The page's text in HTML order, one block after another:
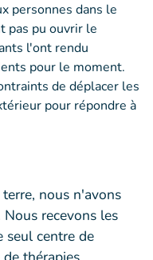
personnes dans le
pas pu ouvrir le
l'ont rendu
pour le moment.
de déplacer les
pour répondre à
nous n'avons
recevons les
seul centre de